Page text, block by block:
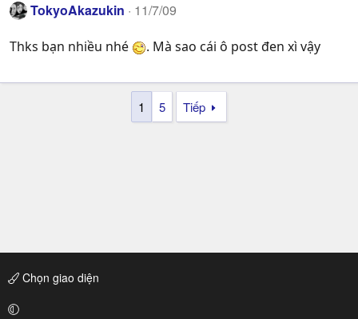
TokyoAkazukin 11/7/09
Thks bạn nhiều nhé . Mà sao cái ô post đen xì vậy
1 5 Tiếp
Chọn giao diện